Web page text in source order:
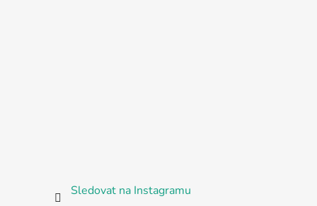
Sledovat na Instagramu